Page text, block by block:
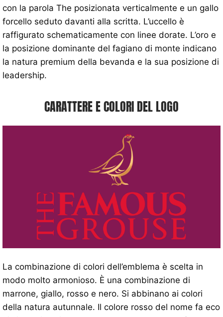
con la parola The posizionata verticalmente e un gallo
forcello seduto davanti alla scritta. L’uccello è
raffigurato schematicamente con linee dorate. L’oro e
la posizione dominante del fagiano di monte indicano
la natura premium della bevanda e la sua posizione di
leadership.
CARATTERE E COLORI DEL LOGO
La combinazione di colori dell’emblema è scelta in
modo molto armonioso. È una combinazione di
marrone, giallo, rosso e nero. Si abbinano ai colori
della natura autunnale. Il colore rosso del nome fa eco